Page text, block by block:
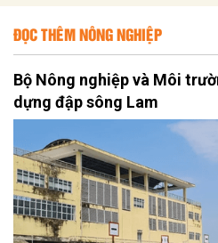
ĐỌC THÊM NÔNG NGHIỆP
Bộ Nông nghiệp và Môi
dựng đập sông Lam